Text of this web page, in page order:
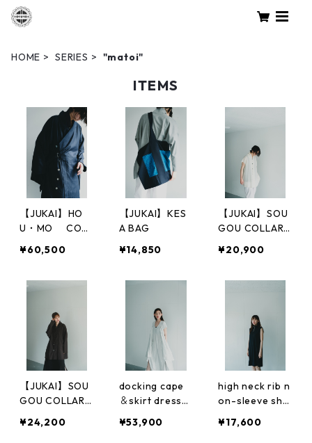
HOME SERIES "matoi"
ITEMS
【JUKAI】HO
U・MO COA
¥60,500
【JUKAI】KES
A BAG
¥14,850
【JUKAI】SOU
GOU COLLAR S
LEEVE）
¥20,900
【JUKAI】SOU
GOU COLLAR S
¥24,200
docking cape
＆skirt dress
¥53,900
high neck rib n
on-sleeve sho
¥17,600